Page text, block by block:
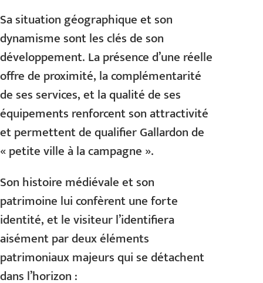
Sa situation géographique et son
dynamisme sont les clés de son
développement. La présence d’une réelle
offre de proximité, la complémentarité
de ses services, et la qualité de ses
équipements renforcent son attractivité
et permettent de qualifier Gallardon de
« petite ville à la campagne ».
Son histoire médiévale et son
patrimoine lui confèrent une forte
identité, et le visiteur l’identifiera
aisément par deux éléments
patrimoniaux majeurs qui se détachent
dans l’horizon :